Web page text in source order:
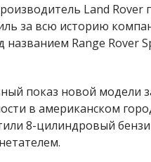
Land
за всю историю
Range Rover
показ новой модели
в американском
8-цилиндровый